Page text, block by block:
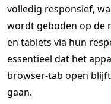
volledig responsief,
wordt geboden op de
en tablets via hun
essentieel dat het
browser-tab open
gaan.